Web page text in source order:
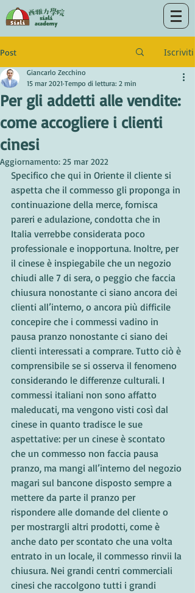
Post Iscriviti
Per gli addetti alle vendite:
come accogliere i clienti
cinesi
Giancarlo Zecchino
15 mar 2021 Tempo di lettura: 2 min
Aggiornamento: 25 mar 2022
Specifico che qui in Oriente il cliente si
aspetta che il commesso gli proponga in
continuazione della merce, fornisca
pareri e adulazione, condotta che in
Italia verrebbe considerata poco
professionale e inopportuna. Inoltre, per
il cinese è inspiegabile che un negozio
chiudi alle 7 di sera, o peggio che faccia
chiusura nonostante ci siano ancora dei
clienti all’interno, o ancora più difficile
concepire che i commessi vadino in
pausa pranzo nonostante ci siano dei
clienti interessati a comprare. Tutto ciò è
comprensibile se si osserva il fenomeno
considerando le differenze culturali. I
commessi italiani non sono affatto
maleducati, ma vengono visti così dal
cinese in quanto tradisce le sue
aspettative: per un cinese è scontato
che un commesso non faccia pausa
pranzo, ma mangi all’interno del negozio
magari sul bancone disposto sempre a
mettere da parte il pranzo per
rispondere alle domande del cliente o
per mostrargli altri prodotti, come è
anche dato per scontato che una volta
entrato in un locale, il commesso rinvii la
chiusura. Nei grandi centri commerciali
cinesi che raccolgono tutti i grandi